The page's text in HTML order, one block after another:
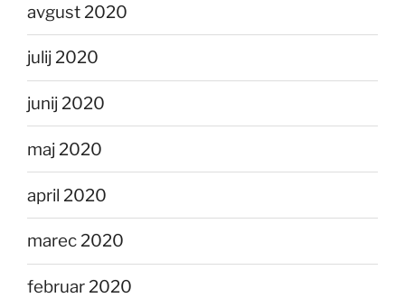
avgust 2020
julij 2020
junij 2020
maj 2020
april 2020
marec 2020
februar 2020